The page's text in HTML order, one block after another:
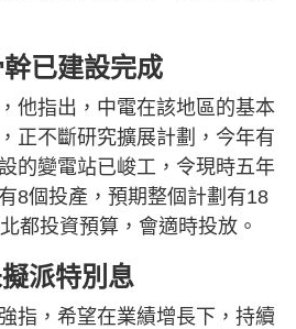
已建設完成
他指出，中電在該地區的基本
正不斷研究擴展計劃，今年有
的變電站已峻工，令現時五年
8個投產，預期整個計劃有18
都投資預算，會適時投放。
派特別息
指，希望在業績增長下，持續